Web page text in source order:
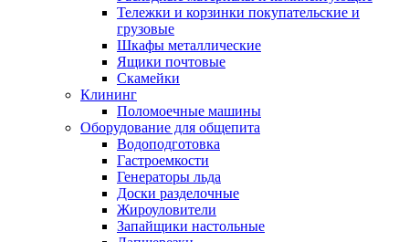
Тележки и корзинки покупательские и
грузовые
Шкафы металлические
Ящики почтовые
Скамейки
Клининг
Поломоечные машины
Оборудование для общепита
Водоподготовка
Гастроемкости
Генераторы льда
Доски разделочные
Жироуловители
Запайщики настольные